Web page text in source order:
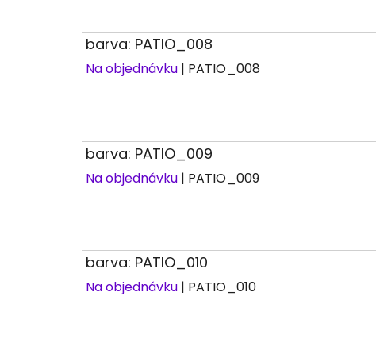
barva: PATIO_008
Na objednávku | PATIO_008
barva: PATIO_009
Na objednávku | PATIO_009
barva: PATIO_010
Na objednávku | PATIO_010